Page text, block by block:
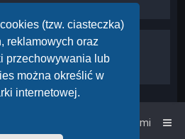
(tzw. ciasteczka)
reklamowych oraz
przechowywania lub
można określić w
internetowej.
Kontakt z nami